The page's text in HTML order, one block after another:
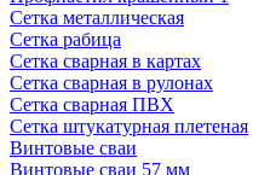
Сетка металлическая
Сетка рабица
Сетка сварная в картах
Сетка сварная в рулонах
Сетка сварная ПВХ
Сетка штукатурная плетеная
Винтовые сваи
Винтовые сваи 57 мм